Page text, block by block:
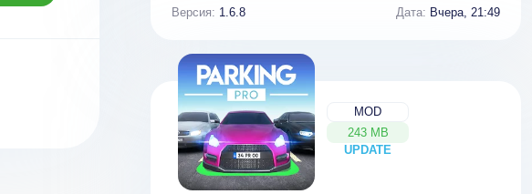
Версия: 1.6.8 Дата: Вчера, 21:49
MOD
243 MB
UPDATE
NEW